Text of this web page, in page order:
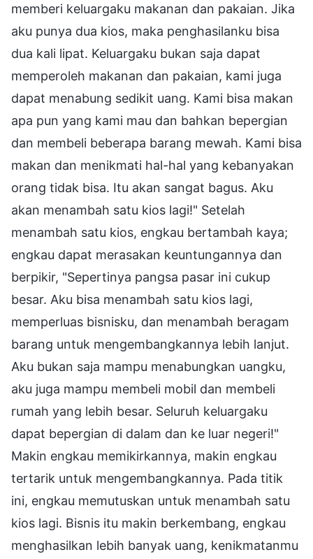
memberi keluargaku makanan dan pakaian. Jika
aku punya dua kios, maka penghasilanku bisa
dua kali lipat. Keluargaku bukan saja dapat
memperoleh makanan dan pakaian, kami juga
dapat menabung sedikit uang. Kami bisa makan
apa pun yang kami mau dan bahkan bepergian
dan membeli beberapa barang mewah. Kami bisa
makan dan menikmati hal-hal yang kebanyakan
orang tidak bisa. Itu akan sangat bagus. Aku
akan menambah satu kios lagi!" Setelah
menambah satu kios, engkau bertambah kaya;
engkau dapat merasakan keuntungannya dan
berpikir, "Sepertinya pangsa pasar ini cukup
besar. Aku bisa menambah satu kios lagi,
memperluas bisnisku, dan menambah beragam
barang untuk mengembangkannya lebih lanjut.
Aku bukan saja mampu menabungkan uangku,
aku juga mampu membeli mobil dan membeli
rumah yang lebih besar. Seluruh keluargaku
dapat bepergian di dalam dan ke luar negeri!"
Makin engkau memikirkannya, makin engkau
tertarik untuk mengembangkannya. Pada titik
ini, engkau memutuskan untuk menambah satu
kios lagi. Bisnis itu makin berkembang, engkau
menghasilkan lebih banyak uang, kenikmatanmu